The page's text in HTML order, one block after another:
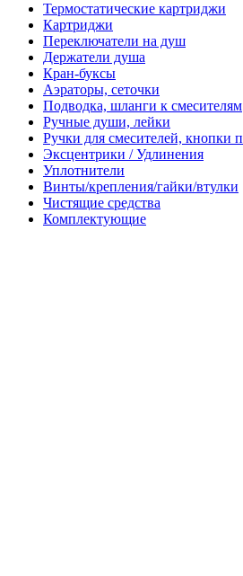
Термостатические картриджи
Картриджи
Переключатели на душ
Держатели душа
Кран-буксы
Аэраторы, сеточки
Подводка, шланги к смесителям
Ручные души, лейки
Ручки для смесителей, кнопки
Эксцентрики / Удлинения
Уплотнители
Винты/крепления/гайки/втулки
Чистящие средства
Комплектующие